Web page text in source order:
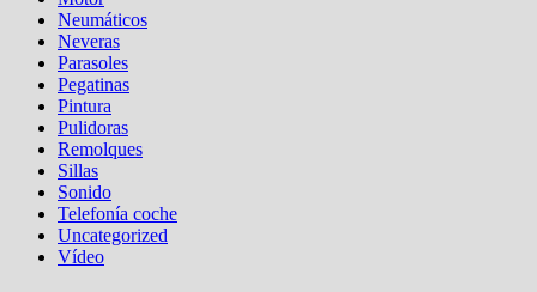
Neumáticos
Neveras
Parasoles
Pegatinas
Pintura
Pulidoras
Remolques
Sillas
Sonido
Telefonía coche
Uncategorized
Vídeo